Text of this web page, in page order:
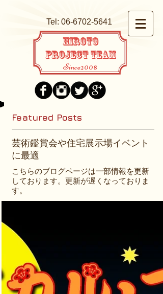
Tel: 06-6702-5641
HIROTO
PROJECT TEAM
Since2008
Featured Posts
芸術鑑賞会や住宅展示場イベント
に最適
こちらのブログページは一部情報を更新
しております。更新が遅くなっておりま
す。